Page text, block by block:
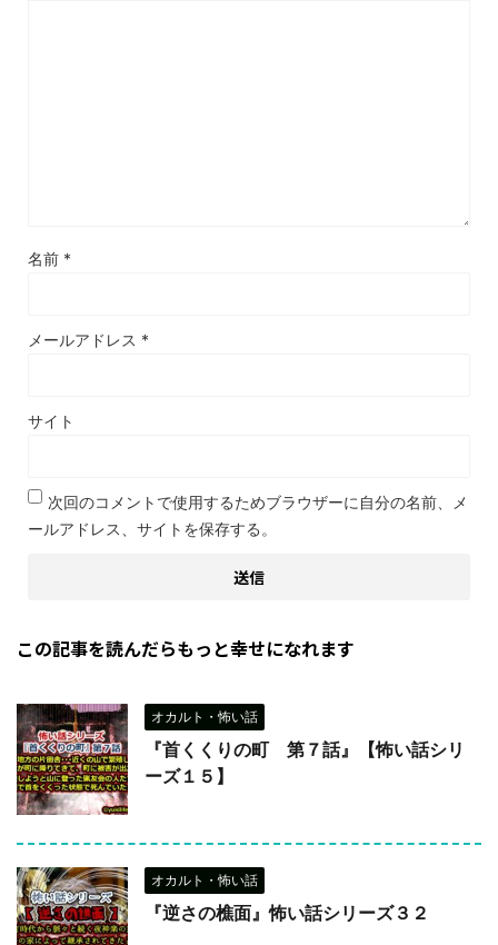
名前 *
メールアドレス *
サイト
次回のコメントで使用するためブラウザーに自分の名前、メ
ールアドレス、サイトを保存する。
この記事を読んだらもっと幸せになれます
オカルト・怖い話
『首くくりの町 第７話』【怖い話シリ
ーズ１５】
オカルト・怖い話
『逆さの樵面』怖い話シリーズ３２